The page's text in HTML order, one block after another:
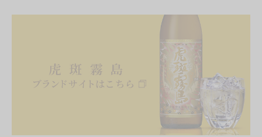
た方へのDM送信によりご案内いたします。当選発表時期
DMには、当選通知および賞品の発送に必要な情報をご登
録いただく方法のご案内が含まれます。当該DMにおい
て、所定の期間内に必要な情報をご登録いただきますと、
当選確定となります。DMは、当選者が応募時に使用した
Twitterのアカウント宛に送付いたします。
DMを受信拒否設定している場合、ご応募は無効とい